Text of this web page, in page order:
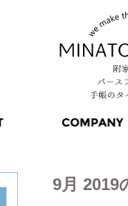
9月 2019